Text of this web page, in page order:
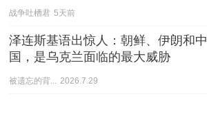
战争吐槽君 5天前
泽连斯基语出惊人：朝鲜、伊朗和中
国，是乌克兰面临的最大威胁
被遗忘的背... 2026.7.29